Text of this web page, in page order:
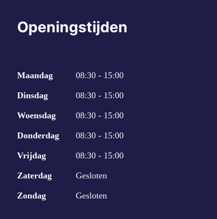
Openingstijden
Maandag 08:30 - 15:00
Dinsdag 08:30 - 15:00
Woensdag 08:30 - 15:00
Donderdag 08:30 - 15:00
Vrijdag 08:30 - 15:00
Zaterdag Gesloten
Zondag Gesloten